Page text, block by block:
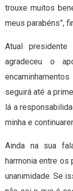
trouxe muitos
meus parabéns”,
Atual presidente
agradeceu o
seguirá até a
lá a
minha e
Ainda na sua
harmonia entre os
unanimidade. Se